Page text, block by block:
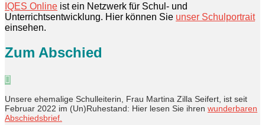
IQES Online ist ein Netzwerk für Schul- und
Unterrichtsentwicklung. Hier können Sie unser Schulportrait
einsehen.
Zum Abschied
Unsere ehemalige Schulleiterin, Frau Martina Zilla Seifert, ist seit
Februar 2022 im (Un)Ruhestand: Hier lesen Sie ihren wunderbaren
Abschiedsbrief.